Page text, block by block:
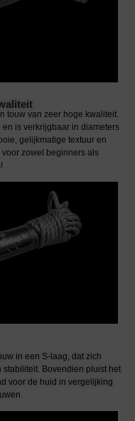
touw van zeer hoge kwaliteit.
is verkrijgbaar in diameters
gelijkmatige textuur en
zowel beginners als
in een S-laag, dat zich
Bovendien pluist het
voor de huid in vergelijking